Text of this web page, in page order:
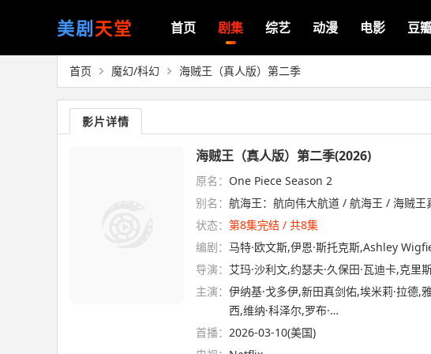
美剧天堂 首页 剧集 综艺 动漫 电影 豆
首页 魔幻/科幻 海贼王（真人版）第二季
影片详情
海贼王（真人版）第二季(2026)
原名： One Piece Season 2
别名： 航海王：航向伟大航道 / 航海王 / 海贼王
状态： 第8集完结 / 共8集
编剧： 马特·欧文斯,伊恩·斯托克斯,Ashley
导演： 艾玛·沙利文,约瑟夫·久保田·瓦迪卡,克里
主演： 伊纳基·戈多伊,新田真剑佑,埃米莉·拉德,
西,维纳·科泽尔,罗布·…
首播： 2026-03-10(美国)